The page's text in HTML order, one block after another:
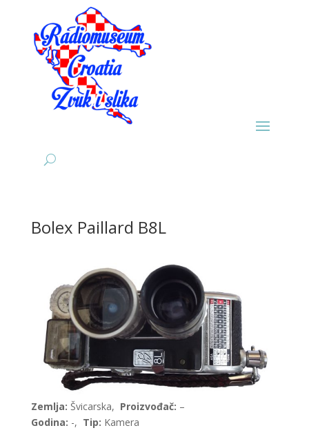
Bolex Paillard B8L
Zemlja: Švicarska, Proizvođač: –
Godina: -, Tip: Kamera